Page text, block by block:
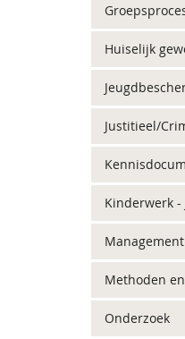
Huiselijk
Justitieel/
Kinderwerk -
Management
Methoden
Onderzoek